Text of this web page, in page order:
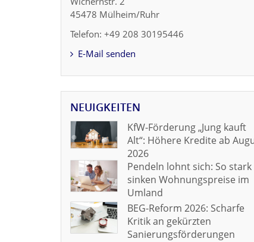
45478 Mülheim/Ruhr
Telefon: +49 208 30195446
E-Mail senden
NEUIGKEITEN
KfW-Förderung „Jung kauft
Alt“: Höhere Kredite ab
2026
Pendeln lohnt sich: So stark
sinken Wohnungspreise im
Umland
BEG-Reform 2026: Scharfe
Kritik an gekürzten
Sanierungsförderungen